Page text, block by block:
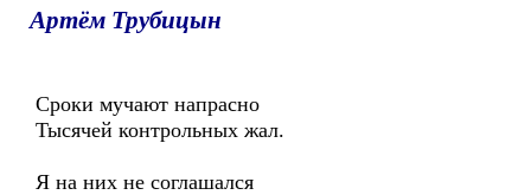
Артём Трубицын
Сроки мучают напрасно
Тысячей контрольных жал.
Я на них не соглашался